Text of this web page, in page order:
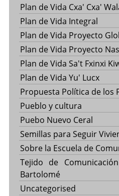
Plan de Vida Cxa' Cxa'
Plan de Vida Integral
Plan de Vida Proyecto
Plan de Vida Proyecto
Plan de Vida Sa't Fxinxi
Plan de Vida Yu' Lucx
Propuesta Política de los
Pueblo y cultura
Puebo Nuevo Ceral
Semillas para Seguir
Sobre la Escuela de
Tejido de
Bartolomé
Uncategorised